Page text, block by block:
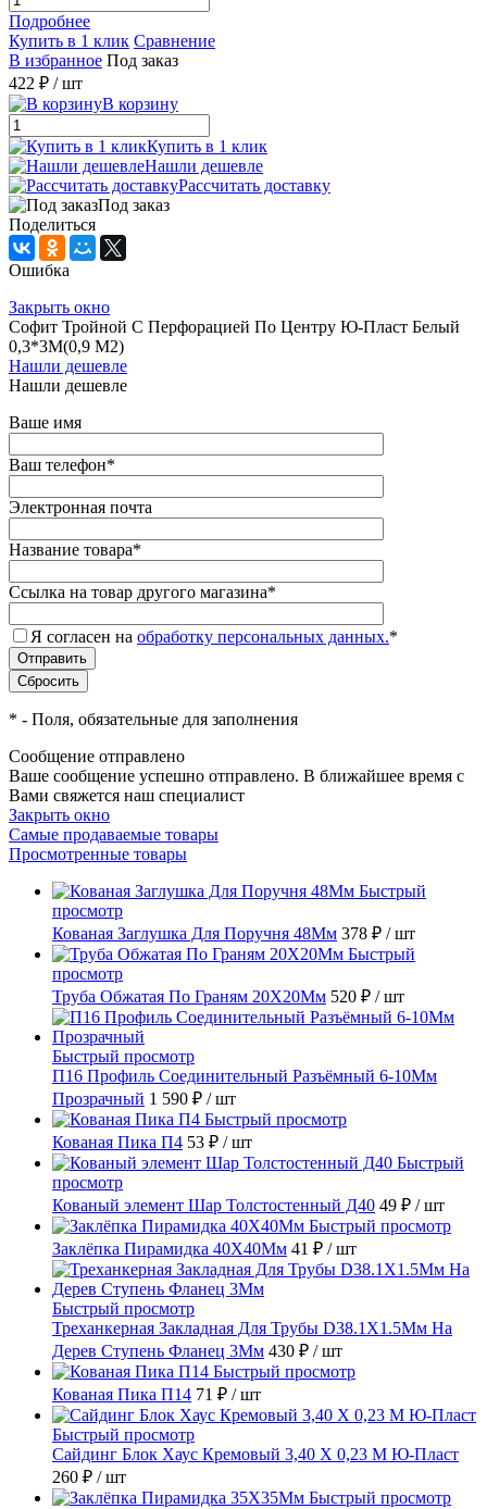
Подробнее
Купить в 1 клик Сравнение
В избранное Под заказ
422 ₽ / шт
В корзину
Купить в 1 клик
Нашли дешевле
Рассчитать доставку
Под заказ
Поделиться
Ошибка
Закрыть окно
Софит Тройной С Перфорацией По Центру Ю-Пласт Белый
0,3*3М(0,9 М2)
Нашли дешевле
Нашли дешевле
Ваше имя
Ваш телефон*
Электронная почта
Название товара*
Ссылка на товар другого магазина*
Я согласен на обработку персональных данных.*
* - Поля, обязательные для заполнения
Сообщение отправлено
Ваше сообщение успешно отправлено. В ближайшее время с
Вами свяжется наш специалист
Закрыть окно
Самые продаваемые товары
Просмотренные товары
Быстрый
просмотр
Кованая Заглушка Для Поручня 48Мм 378 ₽ / шт
Быстрый
просмотр
Труба Обжатая По Граням 20X20Мм 520 ₽ / шт
Быстрый просмотр
П16 Профиль Соединительный Разъёмный 6-10Мм
Прозрачный 1 590 ₽ / шт
Быстрый просмотр
Кованая Пика П4 53 ₽ / шт
Быстрый
просмотр
Кованый элемент Шар Толстостенный Д40 49 ₽ / шт
Быстрый просмотр
Заклёпка Пирамидка 40X40Мм 41 ₽ / шт
Быстрый просмотр
Треханкерная Закладная Для Трубы D38.1Х1.5Мм На
Дерев Ступень Фланец 3Мм 430 ₽ / шт
Быстрый просмотр
Кованая Пика П14 71 ₽ / шт
Быстрый просмотр
Сайдинг Блок Хаус Кремовый 3,40 Х 0,23 М Ю-Пласт
260 ₽ / шт
Быстрый просмотр